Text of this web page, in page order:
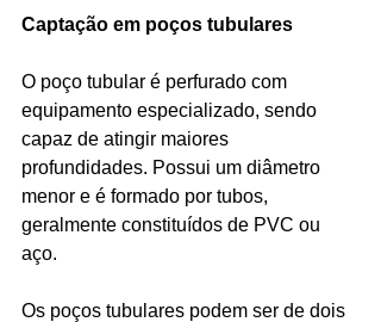
Captação em poços tubulares
O poço tubular é perfurado com
equipamento especializado, sendo
capaz de atingir maiores
profundidades. Possui um diâmetro
menor e é formado por tubos,
geralmente constituídos de PVC ou
aço.
Os poços tubulares podem ser de dois